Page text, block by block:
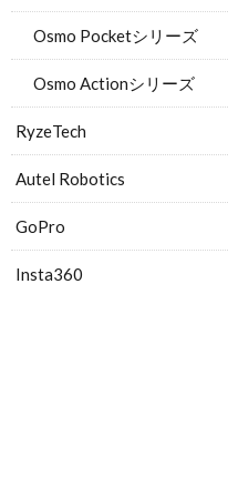
Osmo Pocketシリーズ
Osmo Actionシリーズ
RyzeTech
Autel Robotics
GoPro
Insta360